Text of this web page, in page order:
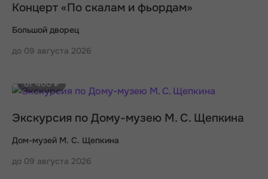
Концерт «По скалам и фьордам»
Большой дворец
до 09 августа 2026
от 400 ₽
Экскурсия по Дому-музею М. С. Щепкина
Дом-музей М. С. Щепкина
до 09 августа 2026